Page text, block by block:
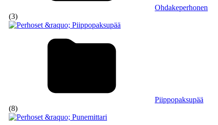
Ohdakeperhonen
(3)
Piippopaksupää
(8)